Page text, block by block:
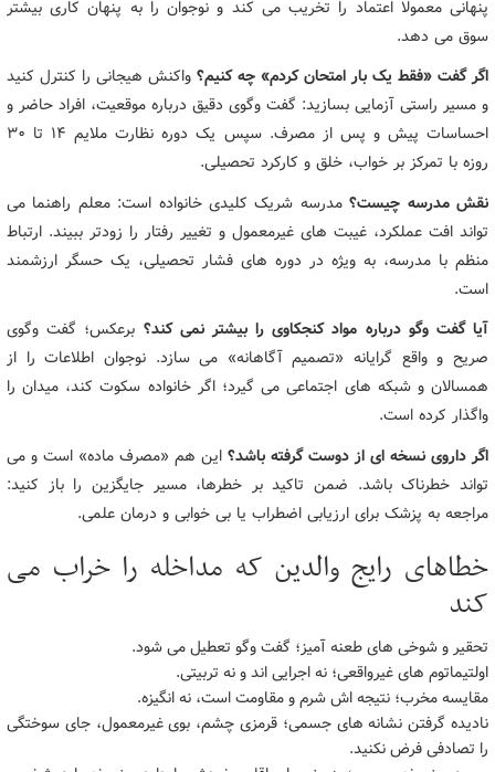
پنهانی معمولا اعتماد را تخریب می کند و نوجوان را به پنهان کاری بیشتر
سوق می دهد.
اگر گفت «فقط یک بار امتحان کردم» چه کنیم؟ واکنش هیجانی را کنترل کنید
و مسیر راستی آزمایی بسازید: گفت وگوی دقیق درباره موقعیت، افراد حاضر و
احساسات پیش و پس از مصرف. سپس یک دوره نظارت ملایم ۱۴ تا ۳۰
روزه با تمرکز بر خواب، خلق و کارکرد تحصیلی.
نقش مدرسه چیست؟مدرسه شریک کلیدی خانواده است: معلم راهنما می
تواند افت عملکرد، غیبت های غیرمعمول و تغییر رفتار را زودتر ببیند. ارتباط
منظم با مدرسه، به ویژه در دوره های فشار تحصیلی، یک حسگر ارزشمند
است.
آیا گفت وگو درباره مواد کنجکاوی را بیشتر نمی کند؟ برعکس؛ گفت وگوی
صریح و واقع گرایانه «تصمیم آگاهانه» می سازد. نوجوان اطلاعات را از
همسالان و شبکه های اجتماعی می گیرد؛ اگر خانواده سکوت کند، میدان را
واگذار کرده است.
اگر داروی نسخه ای از دوست گرفته باشد؟ این هم «مصرف ماده» است و می
تواند خطرناک باشد. ضمن تاکید بر خطرها، مسیر جایگزین را باز کنید:
مراجعه به پزشک برای ارزیابی اضطراب یا بی خوابی و درمان علمی.
خطاهای رایج والدین که مداخله را خراب می
کند
تحقیر و شوخی های طعنه آمیز؛ گفت وگو تعطیل می شود.
اولتیماتوم های غیرواقعی؛ نه اجرایی اند و نه تربیتی.
مقایسه مخرب؛ نتیجه اش شرم و مقاومت است، نه انگیزه.
نادیده گرفتن نشانه های جسمی؛ قرمزی چشم، بوی غیرمعمول، جای سوختگی
را تصادفی فرض نکنید.